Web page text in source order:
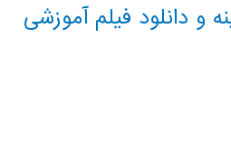
و دانلود فیلم آموزشی